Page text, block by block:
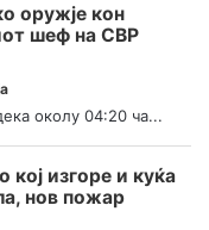
оружје кон
шеф на СВР
околу 04:20 ча...
кој изгоре и куќа
нов пожар